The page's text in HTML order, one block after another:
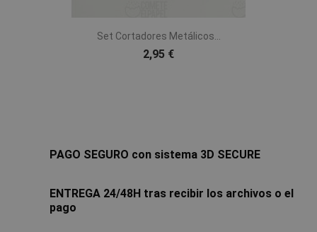
Set Cortadores Metálicos...
2,95 €
PAGO SEGURO con sistema 3D SECURE
ENTREGA 24/48H tras recibir los archivos o el
pago